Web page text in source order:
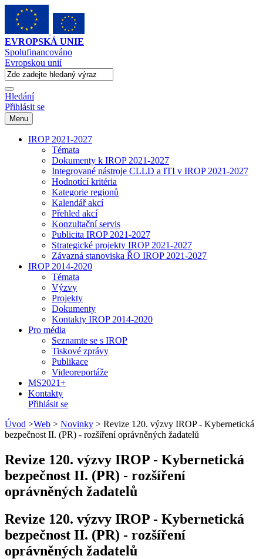
EVROPSKÁ UNIE
Spolufinancováno
Evropskou unií
Hledání
Přihlásit se
Menu
IROP 2021-2027
Témata
Dokumenty k IROP 2021-2027
Integrované nástroje CLLD a ITI v IROP 2021-2027
Hodnotící kritéria
Kategorie regionů
Kalendář akcí
Přehled akcí
Konzultační servis
Publicita IROP 2021-2027
Strategické projekty IROP 2021-2027
Závazná stanoviska ŘO IROP 2021-2027
IROP 2014-2020
Témata
Výzvy
Projekty
Dokumenty
Kontakty IROP 2014-2020
Pro média
Seznamte se s IROP
Tiskové zprávy
Publikace
Videoreportáže
MS2021+
Kontakty
Přihlásit se
Úvod >Web > Novinky > Revize 120. výzvy IROP - Kybernetická
bezpečnost II. (PR) - rozšíření oprávněných žadatelů
Revize 120. výzvy IROP - Kybernetická
bezpečnost II. (PR) - rozšíření
oprávněných žadatelů
Revize 120. výzvy IROP - Kybernetická
bezpečnost II. (PR) - rozšíření
oprávněných žadatelů